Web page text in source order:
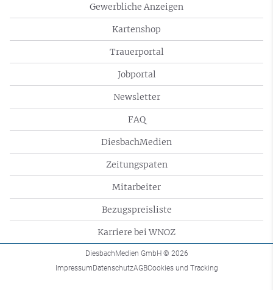
Gewerbliche Anzeigen
Kartenshop
Trauerportal
Jobportal
Newsletter
FAQ
DiesbachMedien
Zeitungspaten
Mitarbeiter
Bezugspreisliste
Karriere bei WNOZ
DiesbachMedien GmbH © 2026
ImpressumDatenschutzAGBCookies und Tracking